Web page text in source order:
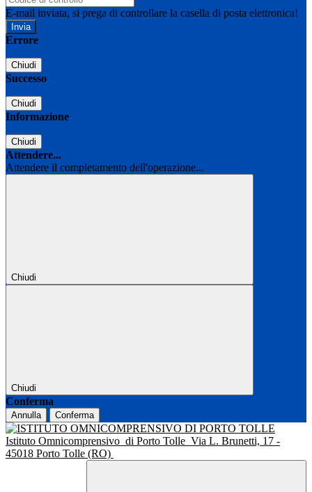
E-mail inviata, si prega di controllare la casella di posta elettronica!
Errore
Chiudi
Successo
Chiudi
Informazione
Chiudi
Attendere...
Attendere il completamento dell'operazione...
Chiudi
Chiudi
Conferma
Annulla Conferma
Istituto Omnicomprensivo di Porto Tolle Via L. Brunetti, 17 -
45018 Porto Tolle (RO)